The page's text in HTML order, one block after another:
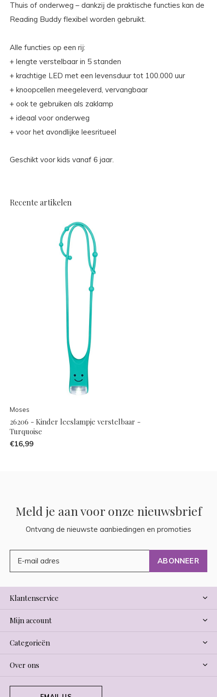
Thuis of onderweg – dankzij de praktische functies kan de
Reading Buddy flexibel worden gebruikt.
Alle functies op een rij:
+ lengte verstelbaar in 5 standen
+ krachtige LED met een levensduur tot 100.000 uur
+ knoopcellen meegeleverd, vervangbaar
+ ook te gebruiken als zaklamp
+ ideaal voor onderweg
+ voor het avondlijke leesritueel
Geschikt voor kids vanaf 6 jaar.
Recente artikelen
Moses
26206 - Kinder leeslampje verstelbaar -
Turquoise
€16,99
Meld je aan voor onze nieuwsbrief
Ontvang de nieuwste aanbiedingen en promoties
ABONNEER
Klantenservice
Mijn account
Categorieën
Over ons